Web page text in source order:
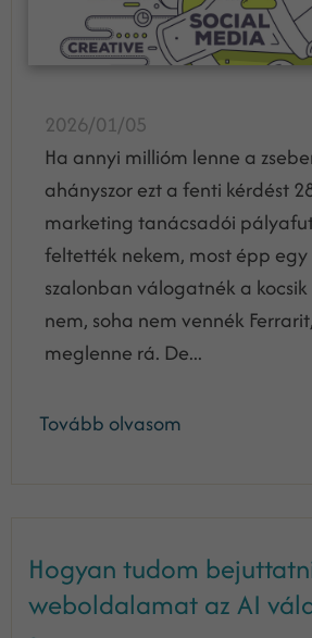
2026/01/05
Ha annyi millióm lenne a
ahányszor ezt a fenti kérdést
marketing tanácsadói
feltették nekem, most épp egy
szalonban válogatnék a
nem, soha nem vennék
meglenne rá. De...
Tovább olvasom
Hogyan tudom
weboldalamat az AI